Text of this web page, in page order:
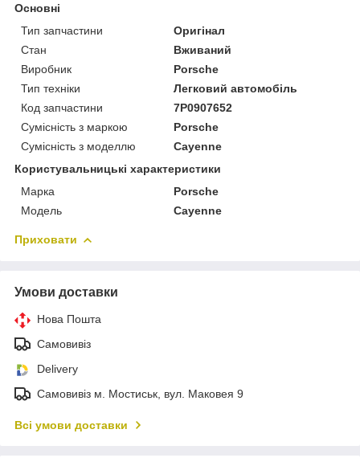
Основні
Тип запчастини
Оригінал
Стан
Вживаний
Виробник
Porsche
Тип техніки
Легковий автомобіль
Код запчастини
7P0907652
Сумісність з маркою
Porsche
Сумісність з моделлю
Cayenne
Користувальницькі характеристики
Марка
Porsche
Модель
Cayenne
Приховати
Умови доставки
Нова Пошта
Самовивіз
Delivery
Самовивіз м. Мостиськ, вул. Маковея 9
Всі умови доставки